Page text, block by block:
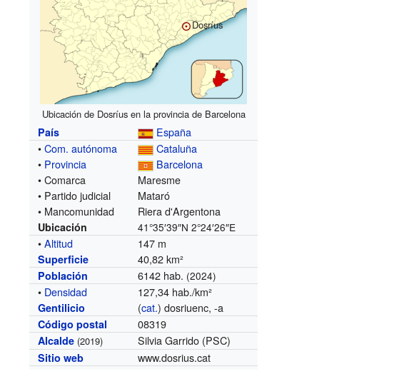
Dosríus
Ubicación de Dosríus en la provincia de Barcelona
País
España
•Com. autónoma
Cataluña
• Provincia
Barcelona
• Comarca
Maresme
• Partido judicial
Mataró
• Mancomunidad
Riera d'Argentona
Ubicación 41°35′39″N 2°24′26″E
•Altitud 147 m
Superficie 40,82 km²
Población 6142 hab. (2024)
• Densidad 127,34 hab./km²
Gentilicio (cat.) dosriuenc, -a
Código postal 08319
Alcalde (2019) Silvia Garrido (PSC)
Sitio web www.dosrius.cat